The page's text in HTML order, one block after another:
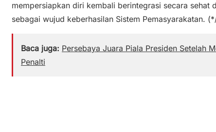
mempersiapkan diri kembali berintegrasi secara sehat
sebagai wujud keberhasilan Sistem Pemasyarakatan.
Baca juga: Persebaya Juara Piala Presiden Setelah
Penalti